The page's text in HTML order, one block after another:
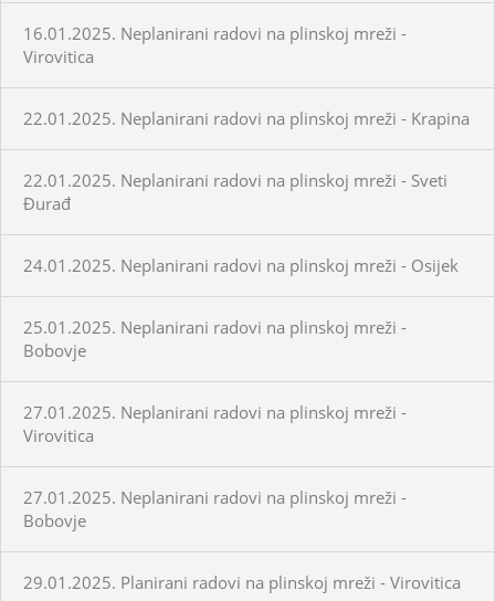
16.01.2025. Neplanirani radovi na plinskoj mreži -
Virovitica
22.01.2025. Neplanirani radovi na plinskoj mreži - Krapina
22.01.2025. Neplanirani radovi na plinskoj mreži - Sveti
Đurađ
24.01.2025. Neplanirani radovi na plinskoj mreži - Osijek
25.01.2025. Neplanirani radovi na plinskoj mreži -
Bobovje
27.01.2025. Neplanirani radovi na plinskoj mreži -
Virovitica
27.01.2025. Neplanirani radovi na plinskoj mreži -
Bobovje
29.01.2025. Planirani radovi na plinskoj mreži - Virovitica